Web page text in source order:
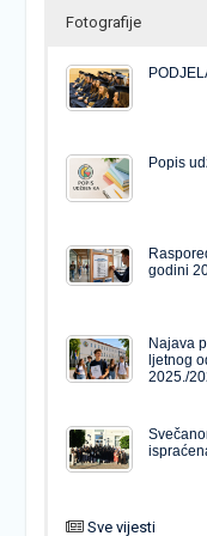
Fotografije
Popis
godini
Najava
ljetnog
2025./
Sve vijesti